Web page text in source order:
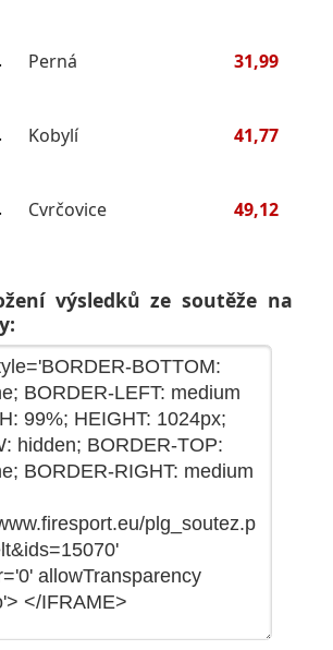
Perná 31,99
Kobylí 41,77
Cvrčovice 49,12
výsledků ze soutěže na